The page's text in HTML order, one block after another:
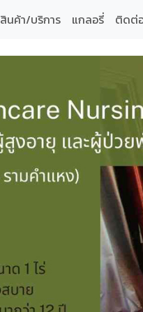
สินค้า/บริการ แกลอรี่ ติดต่